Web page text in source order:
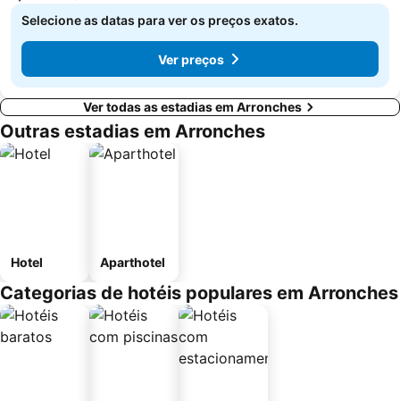
Selecione as datas para ver os preços exatos.
Ver preços
Ver todas as estadias em Arronches
Outras estadias em Arronches
Hotel Aparthotel
Categorias de hotéis populares em Arronches